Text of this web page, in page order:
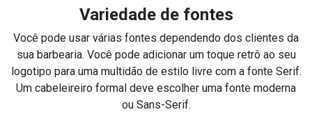
Variedade de fontes
Você pode usar várias fontes dependendo dos clientes da
sua barbearia. Você pode adicionar um toque retrô ao seu
logotipo para uma multidão de estilo livre com a fonte Serif.
Um cabeleireiro formal deve escolher uma fonte moderna
ou Sans-Serif.